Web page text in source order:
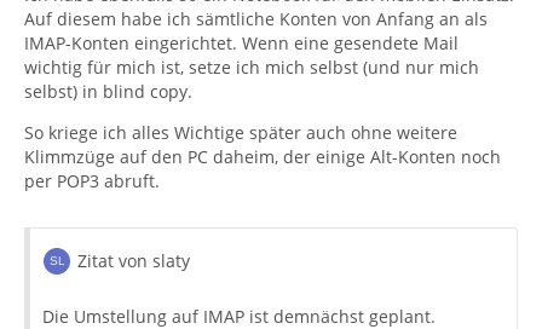
Auf diesem habe ich sämtliche Konten von Anfang an als
IMAP-Konten eingerichtet. Wenn eine gesendete Mail
wichtig für mich ist, setze ich mich selbst (und nur mich
selbst) in blind copy.
So kriege ich alles Wichtige später auch ohne weitere
Klimmzüge auf den PC daheim, der einige Alt-Konten noch
per POP3 abruft.
Zitat von slaty
Die Umstellung auf IMAP ist demnächst geplant.